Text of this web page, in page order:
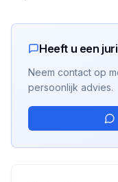
Heeft u een
Neem contact op
persoonlijk advies.